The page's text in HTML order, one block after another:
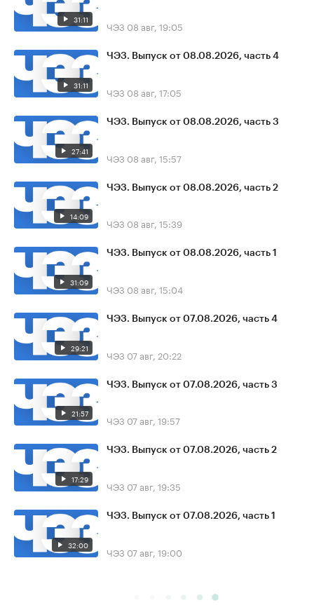
31:11 ЧЭЗ 08 авг, 19:05
31:11
ЧЭЗ. Выпуск от 08.08.2026, часть 4
ЧЭЗ 08 авг, 17:05
27:41
ЧЭЗ. Выпуск от 08.08.2026, часть 3
ЧЭЗ 08 авг, 15:57
14:09
ЧЭЗ. Выпуск от 08.08.2026, часть 2
ЧЭЗ 08 авг, 15:39
31:09
ЧЭЗ. Выпуск от 08.08.2026, часть 1
ЧЭЗ 08 авг, 15:04
29:21
ЧЭЗ. Выпуск от 07.08.2026, часть 4
ЧЭЗ 07 авг, 20:22
21:57
ЧЭЗ. Выпуск от 07.08.2026, часть 3
ЧЭЗ 07 авг, 19:57
17:29
ЧЭЗ. Выпуск от 07.08.2026, часть 2
ЧЭЗ 07 авг, 19:35
32:00
ЧЭЗ. Выпуск от 07.08.2026, часть 1
ЧЭЗ 07 авг, 19:00